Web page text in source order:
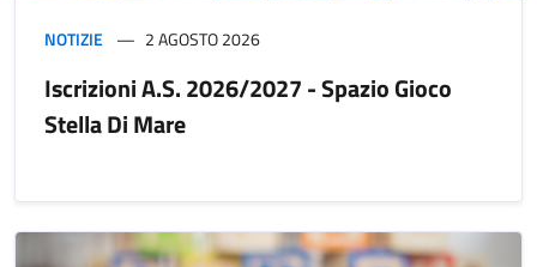
NOTIZIE 2 AGOSTO 2026
Iscrizioni A.S. 2026/2027 - Spazio Gioco
Stella Di Mare